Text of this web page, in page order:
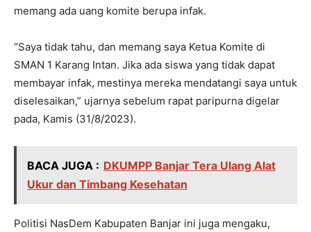
memang ada uang komite berupa infak.
“Saya tidak tahu, dan memang saya Ketua Komite di
SMAN 1 Karang Intan. Jika ada siswa yang tidak dapat
membayar infak, mestinya mereka mendatangi saya untuk
diselesaikan,” ujarnya sebelum rapat paripurna digelar
pada, Kamis (31/8/2023).
BACA JUGA : DKUMPP Banjar Tera Ulang Alat
Ukur dan Timbang Kesehatan
Politisi NasDem Kabupaten Banjar ini juga mengaku,